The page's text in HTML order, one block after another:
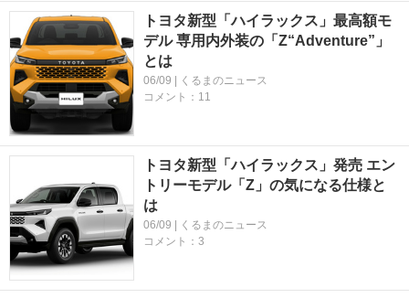
トヨタ新型「ハイラックス」最高額モ
デル 専用内外装の「Z“Adventure”」
とは
06/09 | くるまのニュース
コメント：11
トヨタ新型「ハイラックス」発売 エン
トリーモデル「Z」の気になる仕様と
は
06/09 | くるまのニュース
コメント：3